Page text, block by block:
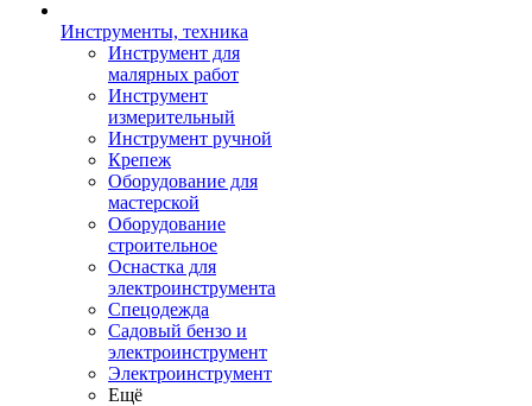
Инструменты, техника
Инструмент для
малярных работ
Инструмент
измерительный
Инструмент ручной
Крепеж
Оборудование для
мастерской
Оборудование
строительное
Оснастка для
электроинструмента
Спецодежда
Садовый бензо и
электроинструмент
Электроинструмент
Ещё